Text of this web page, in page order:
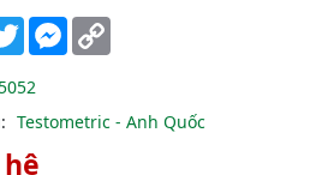
TwitterMessenger
Testometric - Anh Quốc